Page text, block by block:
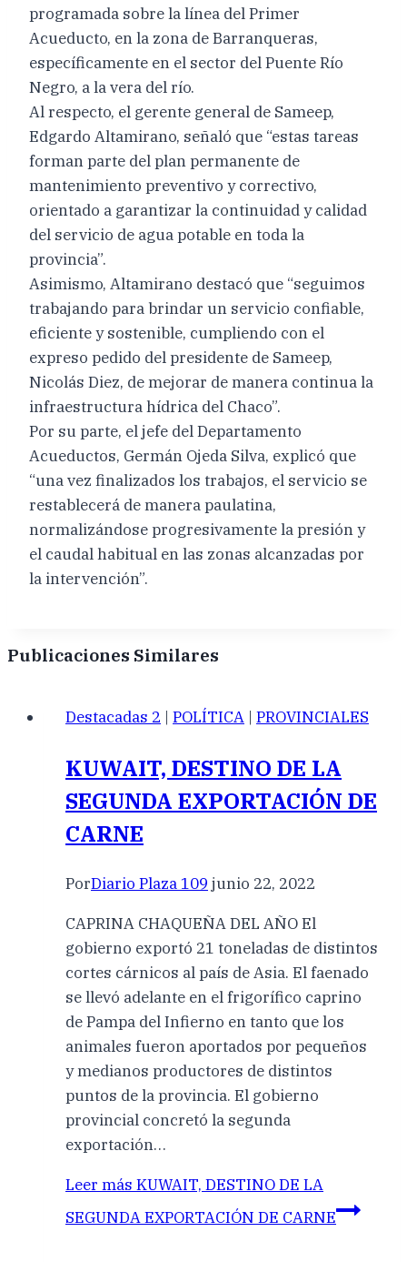
programada sobre la línea del Primer
Acueducto, en la zona de Barranqueras,
específicamente en el sector del Puente Río
Negro, a la vera del río.
Al respecto, el gerente general de Sameep,
Edgardo Altamirano, señaló que “estas tareas
forman parte del plan permanente de
mantenimiento preventivo y correctivo,
orientado a garantizar la continuidad y calidad
del servicio de agua potable en toda la
provincia”.
Asimismo, Altamirano destacó que “seguimos
trabajando para brindar un servicio confiable,
eficiente y sostenible, cumpliendo con el
expreso pedido del presidente de Sameep,
Nicolás Diez, de mejorar de manera continua la
infraestructura hídrica del Chaco”.
Por su parte, el jefe del Departamento
Acueductos, Germán Ojeda Silva, explicó que
“una vez finalizados los trabajos, el servicio se
restablecerá de manera paulatina,
normalizándose progresivamente la presión y
el caudal habitual en las zonas alcanzadas por
la intervención”.
Publicaciones Similares
Destacadas 2 | POLÍTICA | PROVINCIALES
KUWAIT, DESTINO DE LA
SEGUNDA EXPORTACIÓN DE
CARNE
PorDiario Plaza 109 junio 22, 2022
CAPRINA CHAQUEÑA DEL AÑO El
gobierno exportó 21 toneladas de distintos
cortes cárnicos al país de Asia. El faenado
se llevó adelante en el frigorífico caprino
de Pampa del Infierno en tanto que los
animales fueron aportados por pequeños
y medianos productores de distintos
puntos de la provincia. El gobierno
provincial concretó la segunda
exportación…
Leer más KUWAIT, DESTINO DE LA
SEGUNDA EXPORTACIÓN DE CARNE